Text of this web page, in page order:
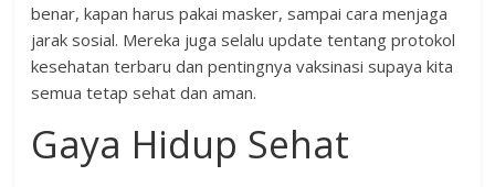
benar, kapan harus pakai masker, sampai cara menjaga
jarak sosial. Mereka juga selalu update tentang protokol
kesehatan terbaru dan pentingnya vaksinasi supaya kita
semua tetap sehat dan aman.
Gaya Hidup Sehat